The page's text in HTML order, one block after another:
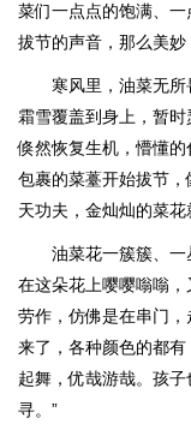
菜们一点点的饱满、
拔节的声音，那么美妙
寒风里，油菜无
霜雪覆盖到身上，暂
倏然恢复生机，懵懂
包裹的菜薹开始拔节
天功夫，金灿灿的菜花
油菜花一簇簇、一
在这朵花上嘤嘤嗡嗡
劳作，仿佛是在串门
来了，各种颜色的都
起舞，优哉游哉。孩
寻。”